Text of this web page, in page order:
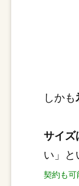
しかも
サイズ
い」と
契約も可